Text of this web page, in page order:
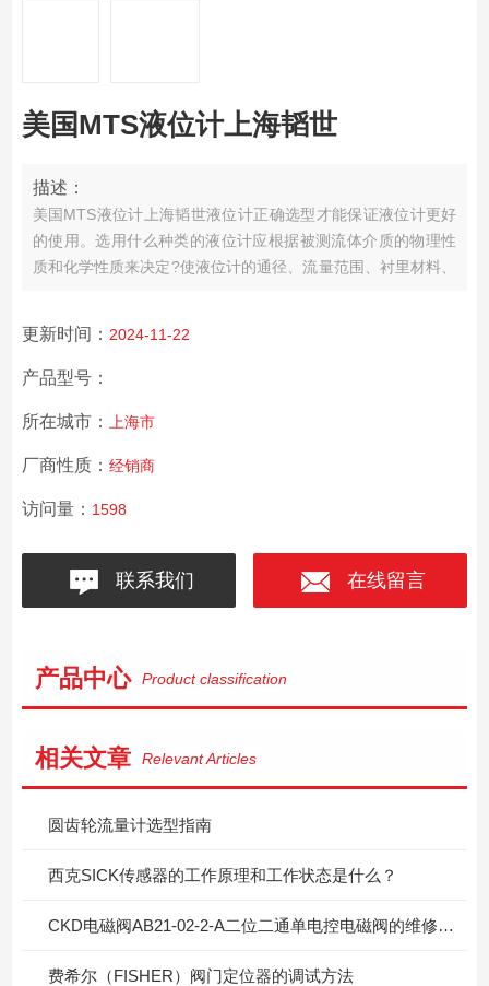
美国MTS液位计上海韬世
描述：
美国MTS液位计上海韬世液位计正确选型才能保证液位计更好
的使用。选用什么种类的液位计应根据被测流体介质的物理性
质和化学性质来决定?使液位计的通径、流量范围、衬里材料、
更新时间： 2024-11-22
产品型号：
所在城市： 上海市
厂商性质： 经销商
访问量： 1598
联系我们 在线留言
产品中心 Product classification
相关文章 Relevant Articles
圆齿轮流量计选型指南
西克SICK传感器的工作原理和工作状态是什么？
CKD电磁阀AB21-02-2-A二位二通单电控电磁阀的维修与保养
费希尔（FISHER）阀门定位器的调试方法